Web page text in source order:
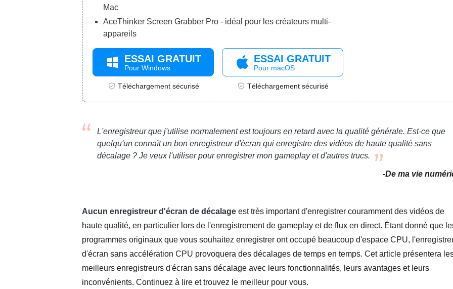
Mac
AceThinker Screen Grabber Pro - idéal pour les créateurs multi-
appareils
ESSAI GRATUIT
Pour Windows
Téléchargement sécurisé
ESSAI GRATUIT
Pour macOS
Téléchargement sécurisé
L'enregistreur que j'utilise normalement est toujours en retard avec la qualité générale. Est-ce que
quelqu'un connaît un bon enregistreur d'écran qui enregistre des vidéos de haute qualité sans
décalage ? Je veux l'utiliser pour enregistrer mon gameplay et d'autres trucs.
-De ma vie
Aucun enregistreur d'écran de décalage est très important d'enregistrer couramment des vidéos de
haute qualité, en particulier lors de l'enregistrement de gameplay et de flux en direct. Étant donné que
programmes originaux que vous souhaitez enregistrer ont occupé beaucoup d'espace CPU,
d'écran sans accélération CPU provoquera des décalages de temps en temps. Cet article présentera
meilleurs enregistreurs d'écran sans décalage avec leurs fonctionnalités, leurs avantages et leurs
inconvénients. Continuez à lire et trouvez le meilleur pour vous.